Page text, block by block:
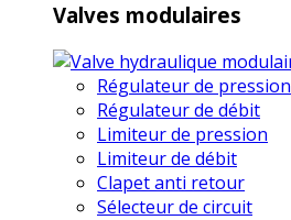
Valves modulaires
Régulateur de pression
Régulateur de débit
Limiteur de pression
Limiteur de débit
Clapet anti retour
Sélecteur de circuit